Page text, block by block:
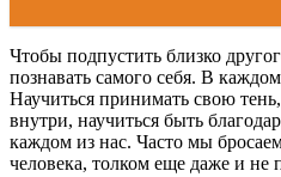
Чтобы подпустить близко
познавать самого себя. В
Научиться принимать свою
внутри, научиться быть
каждом из нас. Часто мы
человека, толком еще даже и не